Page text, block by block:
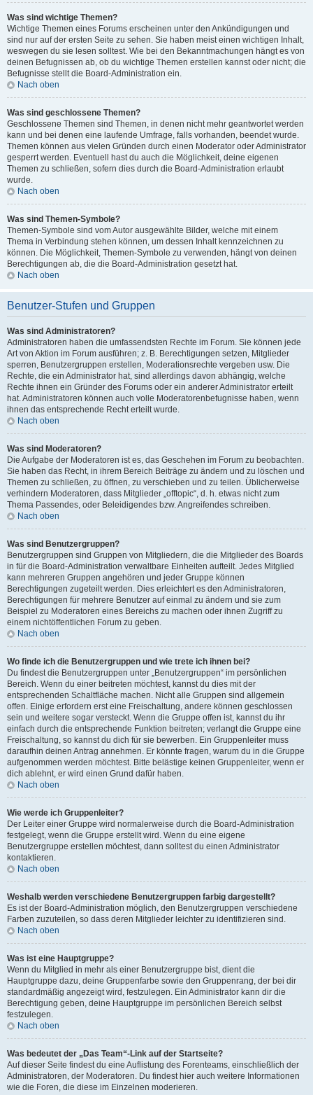
Was sind wichtige Themen?
Wichtige Themen eines Forums erscheinen unter den Ankündigungen und
sind nur auf der ersten Seite zu sehen. Sie haben meist einen wichtigen Inhalt,
weswegen du sie lesen solltest. Wie bei den Bekanntmachungen hängt es von
deinen Befugnissen ab, ob du wichtige Themen erstellen kannst oder nicht; die
Befugnisse stellt die Board-Administration ein.
Nach oben
Was sind geschlossene Themen?
Geschlossene Themen sind Themen, in denen nicht mehr geantwortet werden
kann und bei denen eine laufende Umfrage, falls vorhanden, beendet wurde.
Themen können aus vielen Gründen durch einen Moderator oder Administrator
gesperrt werden. Eventuell hast du auch die Möglichkeit, deine eigenen
Themen zu schließen, sofern dies durch die Board-Administration erlaubt
wurde.
Nach oben
Was sind Themen-Symbole?
Themen-Symbole sind vom Autor ausgewählte Bilder, welche mit einem
Thema in Verbindung stehen können, um dessen Inhalt kennzeichnen zu
können. Die Möglichkeit, Themen-Symbole zu verwenden, hängt von deinen
Berechtigungen ab, die die Board-Administration gesetzt hat.
Nach oben
Benutzer-Stufen und Gruppen
Was sind Administratoren?
Administratoren haben die umfassendsten Rechte im Forum. Sie können jede
Art von Aktion im Forum ausführen; z. B. Berechtigungen setzen, Mitglieder
sperren, Benutzergruppen erstellen, Moderationsrechte vergeben usw. Die
Rechte, die ein Administrator hat, sind allerdings davon abhängig, welche
Rechte ihnen ein Gründer des Forums oder ein anderer Administrator erteilt
hat. Administratoren können auch volle Moderatorenbefugnisse haben, wenn
ihnen das entsprechende Recht erteilt wurde.
Nach oben
Was sind Moderatoren?
Die Aufgabe der Moderatoren ist es, das Geschehen im Forum zu beobachten.
Sie haben das Recht, in ihrem Bereich Beiträge zu ändern und zu löschen und
Themen zu schließen, zu öffnen, zu verschieben und zu teilen. Üblicherweise
verhindern Moderatoren, dass Mitglieder „offtopic“, d. h. etwas nicht zum
Thema Passendes, oder Beleidigendes bzw. Angreifendes schreiben.
Nach oben
Was sind Benutzergruppen?
Benutzergruppen sind Gruppen von Mitgliedern, die die Mitglieder des Boards
in für die Board-Administration verwaltbare Einheiten aufteilt. Jedes Mitglied
kann mehreren Gruppen angehören und jeder Gruppe können
Berechtigungen zugeteilt werden. Dies erleichtert es den Administratoren,
Berechtigungen für mehrere Benutzer auf einmal zu ändern und sie zum
Beispiel zu Moderatoren eines Bereichs zu machen oder ihnen Zugriff zu
einem nichtöffentlichen Forum zu geben.
Nach oben
Wo finde ich die Benutzergruppen und wie trete ich ihnen bei?
Du findest die Benutzergruppen unter „Benutzergruppen“ im persönlichen
Bereich. Wenn du einer beitreten möchtest, kannst du dies mit der
entsprechenden Schaltfläche machen. Nicht alle Gruppen sind allgemein
offen. Einige erfordern erst eine Freischaltung, andere können geschlossen
sein und weitere sogar versteckt. Wenn die Gruppe offen ist, kannst du ihr
einfach durch die entsprechende Funktion beitreten; verlangt die Gruppe eine
Freischaltung, so kannst du dich für sie bewerben. Ein Gruppenleiter muss
daraufhin deinen Antrag annehmen. Er könnte fragen, warum du in die Gruppe
aufgenommen werden möchtest. Bitte belästige keinen Gruppenleiter, wenn er
dich ablehnt, er wird einen Grund dafür haben.
Nach oben
Wie werde ich Gruppenleiter?
Der Leiter einer Gruppe wird normalerweise durch die Board-Administration
festgelegt, wenn die Gruppe erstellt wird. Wenn du eine eigene
Benutzergruppe erstellen möchtest, dann solltest du einen Administrator
kontaktieren.
Nach oben
Weshalb werden verschiedene Benutzergruppen farbig dargestellt?
Es ist der Board-Administration möglich, den Benutzergruppen verschiedene
Farben zuzuteilen, so dass deren Mitglieder leichter zu identifizieren sind.
Nach oben
Was ist eine Hauptgruppe?
Wenn du Mitglied in mehr als einer Benutzergruppe bist, dient die
Hauptgruppe dazu, deine Gruppenfarbe sowie den Gruppenrang, der bei dir
standardmäßig angezeigt wird, festzulegen. Ein Administrator kann dir die
Berechtigung geben, deine Hauptgruppe im persönlichen Bereich selbst
festzulegen.
Nach oben
Was bedeutet der „Das Team“-Link auf der Startseite?
Auf dieser Seite findest du eine Auflistung des Forenteams, einschließlich der
Administratoren, der Moderatoren. Du findest hier auch weitere Informationen
wie die Foren, die diese im Einzelnen moderieren.